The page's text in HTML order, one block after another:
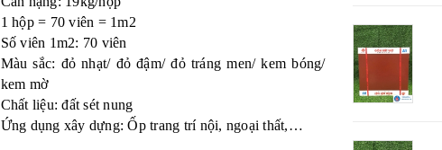
1 hộp = 70 viên = 1m2
Số viên 1m2: 70 viên
Màu sắc: đỏ nhạt/ đỏ đậm/ đỏ tráng men/ kem bóng/
kem mờ
Chất liệu: đất sét nung
Ứng dụng xây dựng: Ốp trang trí nội, ngoại thất,…